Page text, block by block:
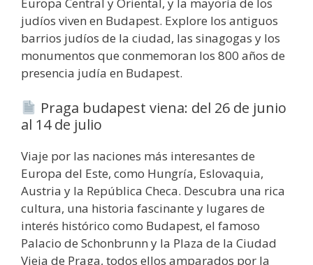
Europa Central y Oriental, y la mayoría de los
judíos viven en Budapest. Explore los antiguos
barrios judíos de la ciudad, las sinagogas y los
monumentos que conmemoran los 800 años de
presencia judía en Budapest.
Praga budapest viena: del 26 de junio
al 14 de julio
Viaje por las naciones más interesantes de
Europa del Este, como Hungría, Eslovaquia,
Austria y la República Checa. Descubra una rica
cultura, una historia fascinante y lugares de
interés histórico como Budapest, el famoso
Palacio de Schonbrunn y la Plaza de la Ciudad
Vieja de Praga, todos ellos amparados por la